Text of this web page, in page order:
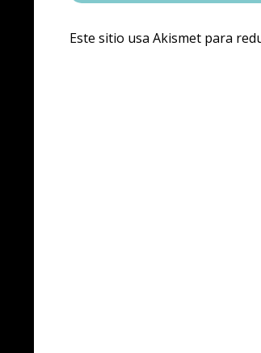
Este sitio usa Akismet para